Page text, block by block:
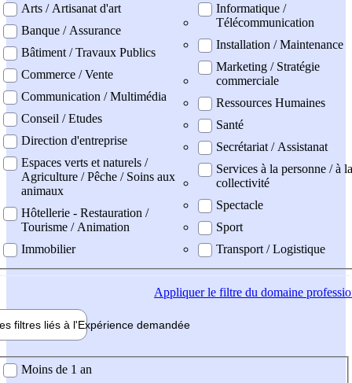
Arts / Artisanat d'art
Banque / Assurance
Bâtiment / Travaux Publics
Commerce / Vente
Communication / Multimédia
Conseil / Etudes
Direction d'entreprise
Espaces verts et naturels /
Agriculture / Pêche / Soins aux
animaux
Hôtellerie - Restauration /
Tourisme / Animation
Immobilier
Informatique /
Télécommunication
Installation / Maintenance
Marketing / Stratégie
commerciale
Ressources Humaines
Santé
Secrétariat / Assistanat
Services à la personne / à la
collectivité
Spectacle
Sport
Transport / Logistique
Appliquerle filtre du domaine
filtres liés à l'Expérience demandée
demandée
Moins de 1 an